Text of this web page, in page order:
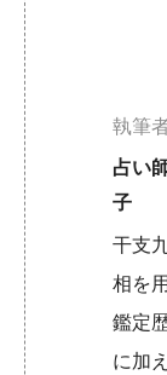
執筆
占い
子
干支
相を
鑑定
に加